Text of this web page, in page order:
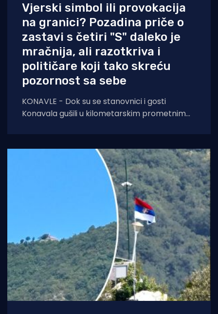
Vjerski simbol ili provokacija
na granici? Pozadina priče o
zastavi s četiri "S" daleko je
mračnija, ali razotkriva i
političare koji tako skreću
pozornost sa sebe
KONAVLE - Dok su se stanovnici i gosti
Konavala gušili u kilometarskim prometnim